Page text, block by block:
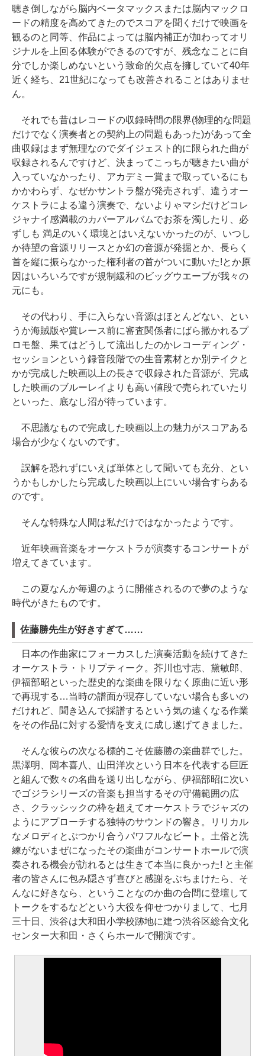
聴き倒しながら脳内ベータマックスまたは脳内マックロ
ードの精度を高めてきたのでスコアを聞くだけで映画を
観るのと同等、作品によっては脳内補正が加わってオリ
ジナルを上回る体験ができるのですが、残念なことに自
分でしか楽しめないという致命的欠点を擁していて40年
近く経ち、21世紀になっても改善されることはありませ
ん。
それでも昔はレコードの収録時間の限界(物理的な問題
だけでなく演奏者との契約上の問題もあった)があって全
曲収録はまず無理なのでダイジェスト的に限られた曲が
収録されるんですけど、決まってこっちが聴きたい曲が
入っていなかったり、アカデミー賞まで取っているにも
かかわらず、なぜかサントラ盤が発売されず、違うオー
ケストラによる違う演奏で、ないよりゃマシだけどコレ
ジャナイ感満載のカバーアルバムでお茶を濁したり、必
ずしも 満足のいく環境とはいえないかったのが、いつし
か待望の音源リリースとか幻の音源が発掘とか、長らく
首を縦に振らなかった権利者の首がついに動いた!とか原
因はいろいろですが規制緩和のビッグウエーブが我々の
元にも。
その代わり、手に入らない音源はほとんどない、とい
うか海賊版や賞レース前に審査関係者にばら撒かれるプ
ロモ盤、果てはどうして流出したのかレコーディング・
セッションという録音段階での生音素材とか別テイクと
かが完成した映画以上の長さで収録された音源が、完成
した映画のブルーレイよりも高い値段で売られていたり
といった、底なし沼が待っています。
不思議なもので完成した映画以上の魅力がスコアある
場合が少なくないのです。
誤解を恐れずにいえば単体として聞いても充分、とい
うかもしかしたら完成した映画以上にいい場合すらある
のです。
そんな特殊な人間は私だけではなかったようです。
近年映画音楽をオーケストラが演奏するコンサートが
増えてきています。
この夏なんか毎週のように開催されるので夢のような
時代がきたものです。
佐藤勝先生が好きすぎて……
日本の作曲家にフォーカスした演奏活動を続けてきた
オーケストラ・トリプティーク。芥川也寸志、黛敏郎、
伊福部昭といった歴史的な楽曲を限りなく原曲に近い形
で再現する…当時の譜面が現存していない場合も多いの
だけれど、聞き込んで採譜するという気の遠くなる作業
をその作品に対する愛情を支えに成し遂げてきました。
そんな彼らの次なる標的こそ佐藤勝の楽曲群でした。
黒澤明、岡本喜八、山田洋次という日本を代表する巨匠
と組んで数々の名曲を送り出しながら、伊福部昭に次い
でゴジラシリーズの音楽も担当するその守備範囲の広
さ、クラッシックの枠を超えてオーケストラでジャズの
ようにアプローチする独特のサウンドの響き。リリカル
なメロディとぶつかり合うパワフルなビート。土俗と洗
練がないまぜになったその楽曲がコンサートホールで演
奏される機会が訪れるとは生きて本当に良かった! と主催
者の皆さんに包み隠さず喜びと感謝をぶちまけたら、そ
んなに好きなら、ということなのか曲の合間に登壇して
トークをするなどという大役を仰せつかりまして、七月
三十日、渋谷は大和田小学校跡地に建つ渋谷区総合文化
センター大和田・さくらホールで開演です。